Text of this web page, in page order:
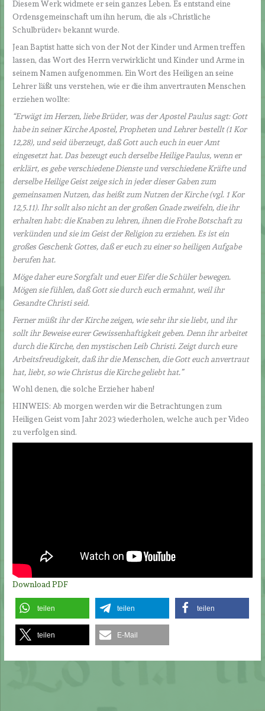
Diesem Werk widmete er sein ganzes Leben. Es entstand eine
Ordensgemeinschaft um ihn herum, die als »Christliche
Schulbrüder« bekannt wurde.
Jean Baptist hatte sich von der Not der Kinder und Armen treffen
lassen, das Wort des Herrn verwirklicht und Kinder und Arme in
seinem Namen aufgenommen. Ein Wort des Heiligen an seine
Lehrer läßt uns verstehen, wie er die ihm anvertrauten Menschen
erziehen wollte:
“Erwägt im Herzen, liebe Brüder, was der Apostel Paulus sagt: Gott
habe in seiner Kirche Apostel, Propheten und Lehrer bestellt(1 Kor
12,28), und seid überzeugt, daß Gott auch euch in euer Amt
eingesetzt hat. Das bezeugt euch derselbe Heilige Paulus, wenn er
erklärt, es gebe verschiedene Dienste und verschiedene Kräfte und
derselbe Heilige Geist zeige sich in jeder dieser Gaben zum
gemeinsamen Nutzen, das heißt zum Nutzen der Kirche(vgl. 1 Kor
12,5.11). Ihr sollt also nicht an der großen Gnade zweifeln, die ihr
erhalten habt: die Knaben zu lehren, ihnen die Frohe Botschaft zu
verkünden und sie im Geist der Religion zu erziehen. Es ist ein
großes Geschenk Gottes, daß er euch zu einer so heiligen Aufgabe
berufen hat.
Möge daher eure Sorgfalt und euer Eifer die Schüler bewegen.
Mögen sie fühlen, daß Gott sie durch euch ermahnt, weil ihr
Gesandte Christi seid.
Ferner müßt ihr der Kirche zeigen, wie sehr ihr sie liebt, und ihr
sollt ihr Beweise eurer Gewissenhaftigkeit geben. Denn ihr arbeitet
durch die Kirche, den mystischen Leib Christi. Zeigt durch eure
Arbeitsfreudigkeit, daß ihr die Menschen, die Gott euch anvertraut
hat, liebt, so wie Christus die Kirche geliebt hat.”
Wohl denen, die solche Erzieher haben!
HINWEIS: Ab morgen werden wir die Betrachtungen zum
Heiligen Geist vom Jahr 2023 wiederholen, welche auch per Video
zu verfolgen sind.
Download PDF
teilen teilen teilen
teilen E-Mail